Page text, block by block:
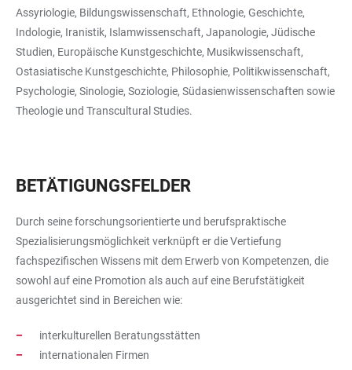
Assyriologie, Bildungswissenschaft, Ethnologie, Geschichte,
Indologie, Iranistik, Islamwissenschaft, Japanologie, Jüdische
Studien, Europäische Kunstgeschichte, Musikwissenschaft,
Ostasiatische Kunstgeschichte, Philosophie, Politikwissenschaft,
Psychologie, Sinologie, Soziologie, Südasienwissenschaften sowie
Theologie und Transcultural Studies.
BETÄTIGUNGSFELDER
Durch seine forschungsorientierte und berufspraktische
Spezialisierungsmöglichkeit verknüpft er die Vertiefung
fachspezifischen Wissens mit dem Erwerb von Kompetenzen, die
sowohl auf eine Promotion als auch auf eine Berufstätigkeit
ausgerichtet sind in Bereichen wie:
interkulturellen Beratungsstätten
internationalen Firmen